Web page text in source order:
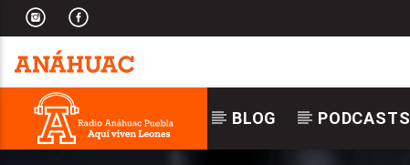
BLOG PODCASTS